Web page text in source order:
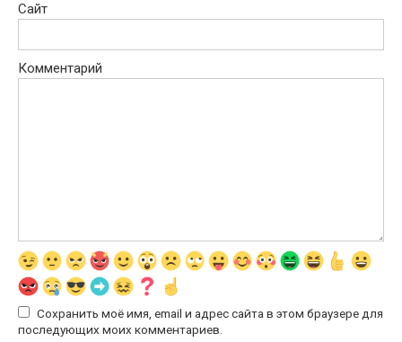
Сайт
Комментарий
Сохранить моё имя, email и адрес сайта в этом браузере для
последующих моих комментариев.